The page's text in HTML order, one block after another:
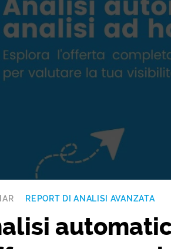
REPORT DI ANALISI AVANZATA